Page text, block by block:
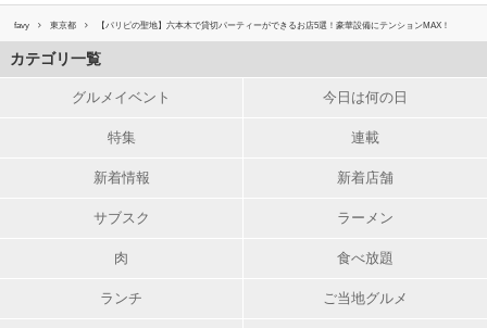
favy 東京都 【パリピの聖地】六本木で貸切パーティーができるお店5選！豪華設備にテンションMAX！
カテゴリ一覧
グルメイベント 今日は何の日
特集 連載
新着情報 新着店舗
サブスク ラーメン
肉 食べ放題
ランチ ご当地グルメ